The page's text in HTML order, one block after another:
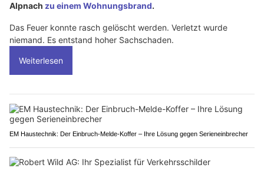
Alpnach zu einem Wohnungsbrand.
Das Feuer konnte rasch gelöscht werden. Verletzt wurde
niemand. Es entstand hoher Sachschaden.
Weiterlesen
EM Haustechnik: Der Einbruch-Melde-Koffer – Ihre Lösung gegen Serieneinbrecher